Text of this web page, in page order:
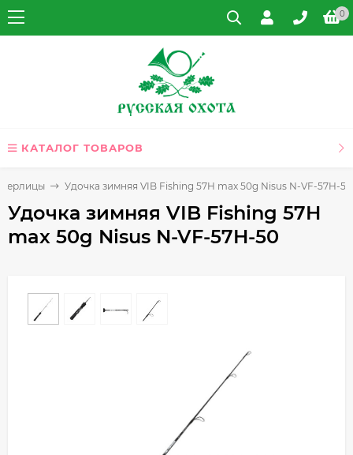
0
КАТАЛОГ ТОВАРОВ
Удочка зимняя VIB Fishing 57H max 50g Nisus N-VF-57H-50
Удочка зимняя VIB Fishing 57H
max 50g Nisus N-VF-57H-50